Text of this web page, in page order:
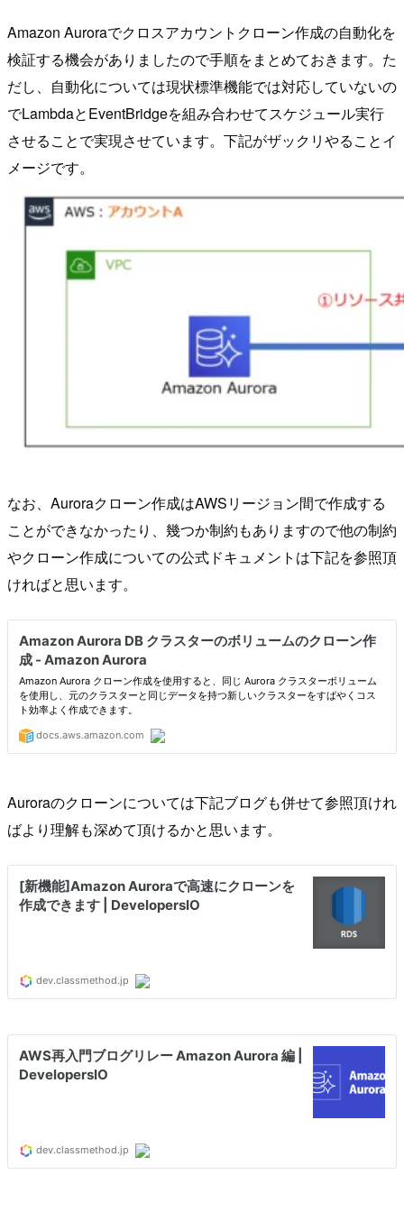
Amazon Auroraでクロスアカウントクローン作成の自動化を
検証する機会がありましたので手順をまとめておきます。た
だし、自動化については現状標準機能では対応していないの
でLambdaとEventBridgeを組み合わせてスケジュール実行
させることで実現させています。下記がザックリやることイ
メージです。
なお、Auroraクローン作成はAWSリージョン間で作成する
ことができなかったり、幾つか制約もありますので他の制約
やクローン作成についての公式ドキュメントは下記を参照頂
ければと思います。
Auroraのクローンについては下記ブログも併せて参照頂けれ
ばより理解も深めて頂けるかと思います。